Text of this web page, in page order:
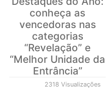
conheça as
vencedoras nas
categorias
“Revelação” e
“Melhor Unidade da
Entrância”
2318 Visualizações